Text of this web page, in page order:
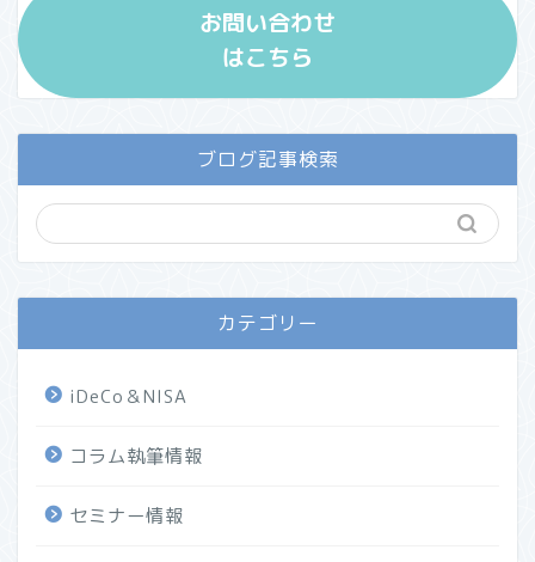
お問い合わせ
はこちら
ブログ記事検索
カテゴリー
iDeCo＆NISA
コラム執筆情報
セミナー情報